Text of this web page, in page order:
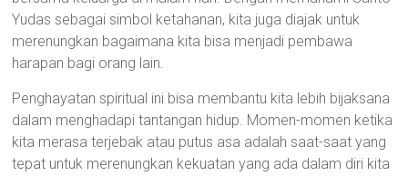
Yudas sebagai simbol ketahanan, kita juga diajak untuk
merenungkan bagaimana kita bisa menjadi pembawa
harapan bagi orang lain.
Penghayatan spiritual ini bisa membantu kita lebih bijaksana
dalam menghadapi tantangan hidup. Momen-momen ketika
kita merasa terjebak atau putus asa adalah saat-saat yang
tepat untuk merenungkan kekuatan yang ada dalam diri kita